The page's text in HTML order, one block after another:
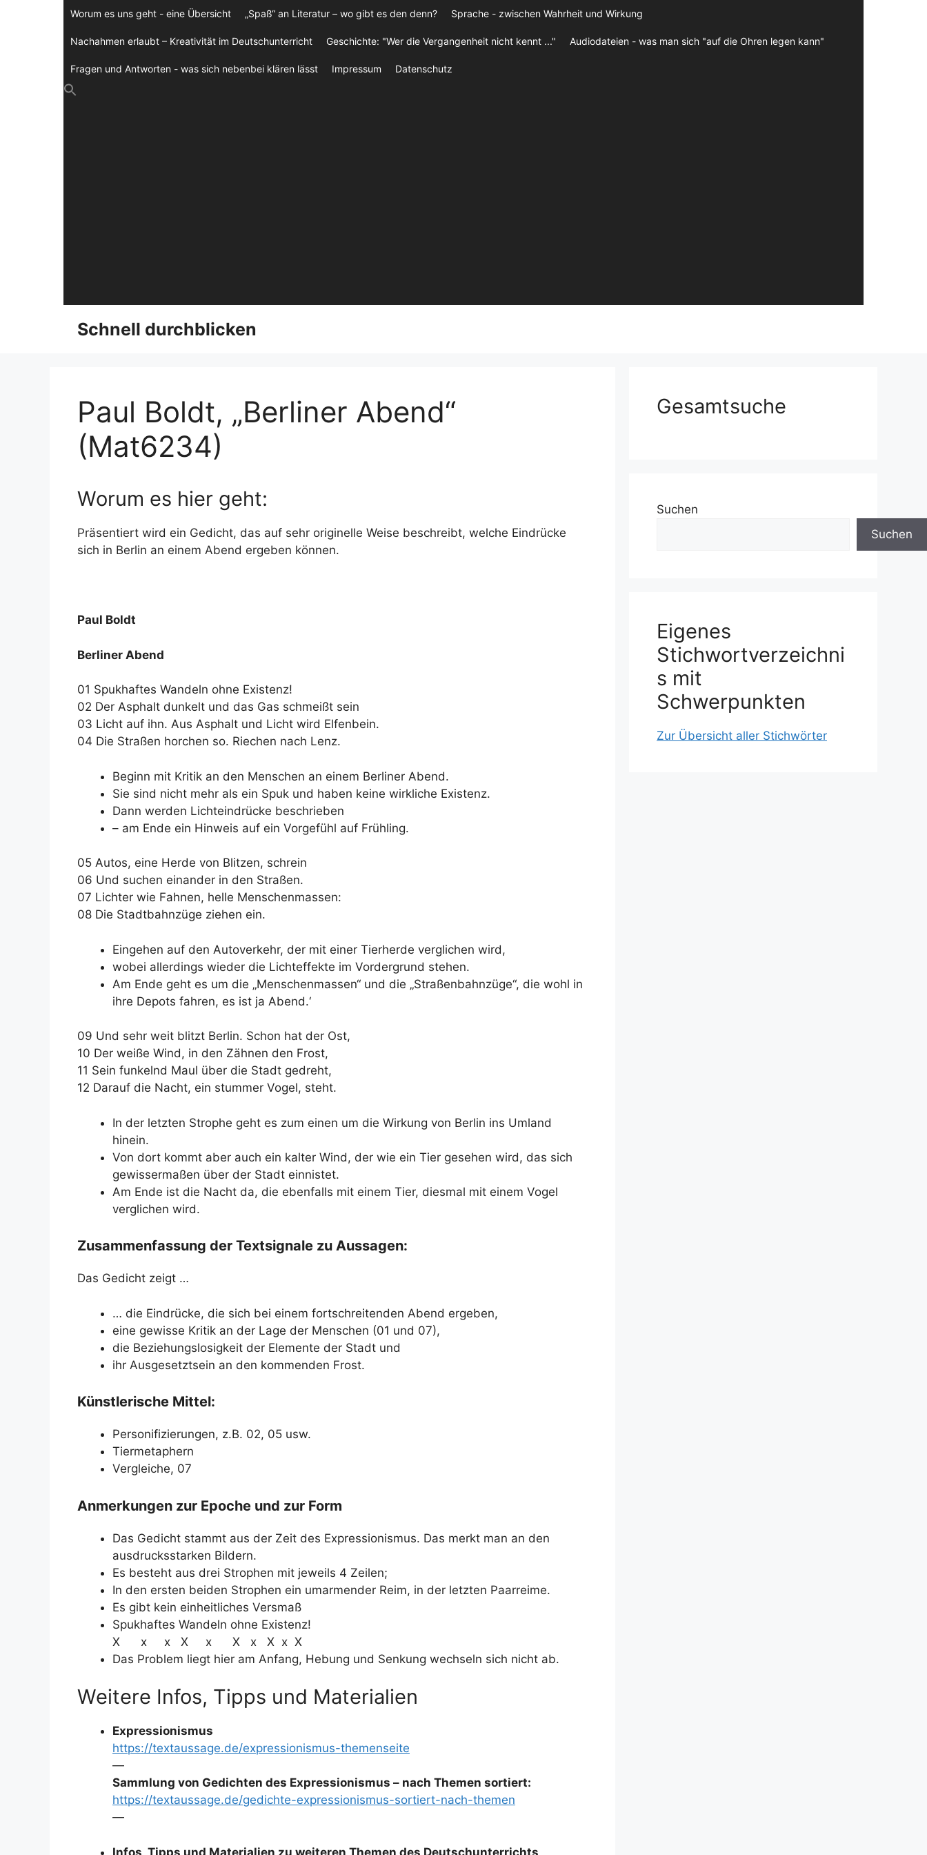
Worum es uns geht - eine Übersicht „Spaß“ an Literatur – wo gibt es den denn? Sprache - zwischen Wahrheit und Wirkung
Nachahmen erlaubt – Kreativität im Deutschunterricht Geschichte: "Wer die Vergangenheit nicht kennt ..." Audiodateien - was man sich "auf die Ohren legen kann"
Fragen und Antworten - was sich nebenbei klären lässt Impressum Datenschutz
Schnell durchblicken
Paul Boldt, „Berliner Abend“
(Mat6234)
Worum es hier geht:
Präsentiert wird ein Gedicht, das auf sehr originelle Weise beschreibt, welche Eindrücke
sich in Berlin an einem Abend ergeben können.
Paul Boldt
Berliner Abend
01 Spukhaftes Wandeln ohne Existenz!
02 Der Asphalt dunkelt und das Gas schmeißt sein
03 Licht auf ihn. Aus Asphalt und Licht wird Elfenbein.
04 Die Straßen horchen so. Riechen nach Lenz.
Beginn mit Kritik an den Menschen an einem Berliner Abend.
Sie sind nicht mehr als ein Spuk und haben keine wirkliche Existenz.
Dann werden Lichteindrücke beschrieben
– am Ende ein Hinweis auf ein Vorgefühl auf Frühling.
05 Autos, eine Herde von Blitzen, schrein
06 Und suchen einander in den Straßen.
07 Lichter wie Fahnen, helle Menschenmassen:
08 Die Stadtbahnzüge ziehen ein.
Eingehen auf den Autoverkehr, der mit einer Tierherde verglichen wird,
wobei allerdings wieder die Lichteffekte im Vordergrund stehen.
Am Ende geht es um die „Menschenmassen“ und die „Straßenbahnzüge“, die wohl in
ihre Depots fahren, es ist ja Abend.‘
09 Und sehr weit blitzt Berlin. Schon hat der Ost,
10 Der weiße Wind, in den Zähnen den Frost,
11 Sein funkelnd Maul über die Stadt gedreht,
12 Darauf die Nacht, ein stummer Vogel, steht.
In der letzten Strophe geht es zum einen um die Wirkung von Berlin ins Umland
hinein.
Von dort kommt aber auch ein kalter Wind, der wie ein Tier gesehen wird, das sich
gewissermaßen über der Stadt einnistet.
Am Ende ist die Nacht da, die ebenfalls mit einem Tier, diesmal mit einem Vogel
verglichen wird.
Zusammenfassung der Textsignale zu Aussagen:
Das Gedicht zeigt …
… die Eindrücke, die sich bei einem fortschreitenden Abend ergeben,
eine gewisse Kritik an der Lage der Menschen (01 und 07),
die Beziehungslosigkeit der Elemente der Stadt und
ihr Ausgesetztsein an den kommenden Frost.
Künstlerische Mittel:
Personifizierungen, z.B. 02, 05 usw.
Tiermetaphern
Vergleiche, 07
Anmerkungen zur Epoche und zur Form
Das Gedicht stammt aus der Zeit des Expressionismus. Das merkt man an den
ausdrucksstarken Bildern.
Es besteht aus drei Strophen mit jeweils 4 Zeilen;
In den ersten beiden Strophen ein umarmender Reim, in der letzten Paarreime.
Es gibt kein einheitliches Versmaß
Spukhaftes Wandeln ohne Existenz!
X x x X x X x X x X
Das Problem liegt hier am Anfang, Hebung und Senkung wechseln sich nicht ab.
Weitere Infos, Tipps und Materialien
Expressionismus
https://textaussage.de/expressionismus-themenseite
—
Sammlung von Gedichten des Expressionismus – nach Themen sortiert:
https://textaussage.de/gedichte-expressionismus-sortiert-nach-themen
—
Infos, Tipps und Materialien zu weiteren Themen des Deutschunterrichts
Gesamtsuche
Suchen
Suchen
Eigenes
Stichwortverzeichni
s mit
Schwerpunkten
Zur Übersicht aller Stichwörter